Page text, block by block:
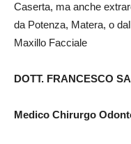
Caserta, ma anche
da Potenza, Matera, o
Maxillo Facciale
DOTT. FRANCESCO
Medico Chirurgo